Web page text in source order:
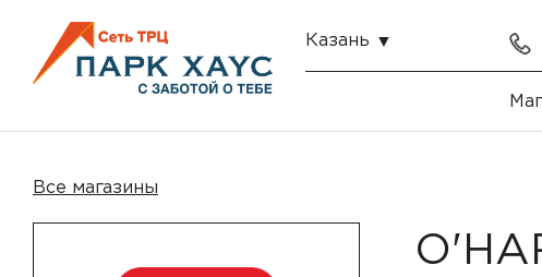
Казань
Все магазины